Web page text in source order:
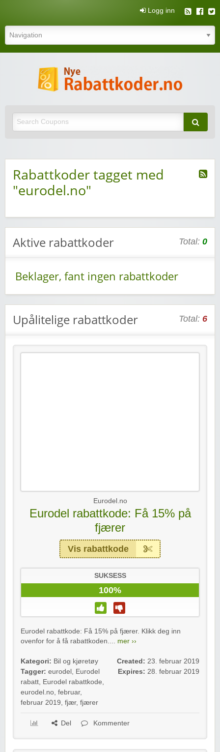
Logg inn
Rabattkoder tagget med
"eurodel.no"
Aktive rabattkoder Total: 0
Beklager, fant ingen rabattkoder
Upålitelige rabattkoder Total: 6
Eurodel.no
Eurodel rabattkode: Få 15% på
fjærer
Vis rabattkode
SUKSESS
100%
Eurodel rabattkode: Få 15% på fjærer. Klikk deg inn
ovenfor for å få rabattkoden.... mer ››
Kategori: Bil og kjøretøy
Tagger: eurodel , Eurodel
rabatt, Eurodel rabattkode,
eurodel.no, februar,
februar 2019, fjær, fjærer
Created: 23. februar 2019
Expires: 28. februar 2019
Del Kommenter